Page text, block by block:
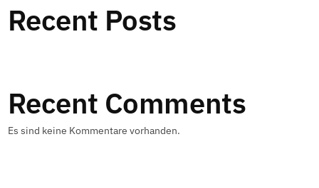
Recent Posts
Recent Comments
Es sind keine Kommentare vorhanden.